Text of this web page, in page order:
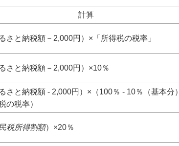
計算
るさと納税額－2,000円）×「所得税の税率」
るさと納税額－2,000円）×10％
るさと納税額 - 2,000円）×（100％ - 10％（基本分
の税率）
税所得割額）×20％